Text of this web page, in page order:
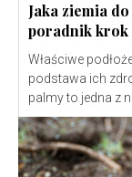
Jaka ziemia
poradnik krok
Właściwe
podstawa ich
palmy to jedna z